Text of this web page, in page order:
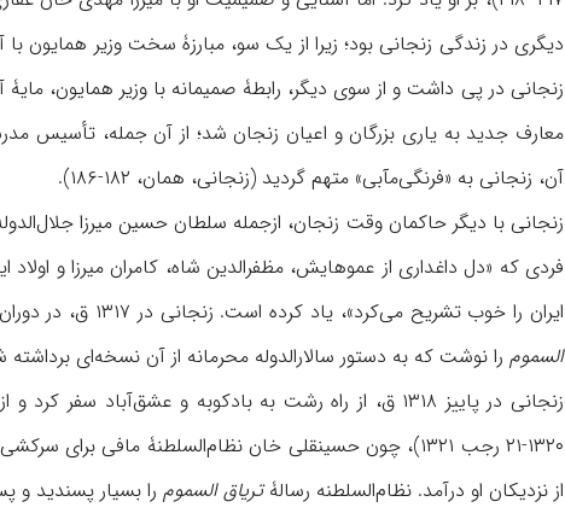
دیگری در زندگی زنجانی بود؛ زیرا از یک سو، مبارزۀ سخت وزیر همایون با
زنجانی در پی داشت و از سوی دیگر، رابطۀ صمیمانه‌ با وزیر همایون،
معارف جدید به یاری بزرگان و اعیان زنجان شد؛ از آن جمله، تأسیس
آن، زنجانی به «فرنگی‌مآبی» متهم گردید (زنجانی، همان، ۱۸۲-۱۸۶).
زنجانی با دیگر حاکمان وقت زنجان، ازجمله سلطان حسین میرزا
فردی که «دل داغداری از عموهایش، مظفرالدین شاه، کامران میرزا و
ایران را خوب تشریح می‌کرد»، یاد کرده است. زنجانی در ۱۳۱۷ ق، در دوران حکومت ابوالفتح میرزا سالارالدوله، پسر مظفرالدین شاه، در زنجان، رسالۀ انتقادی
‌السموم را نوشت كه به دستور سالارالدوله محرمانه از آن نسخه‌ای برداشته شد (همان، ۱۵۸-
از نزدیكان او درآمد. نظام‌السلطنه رسالۀتریاق السموم را بسیار پسندید و پس